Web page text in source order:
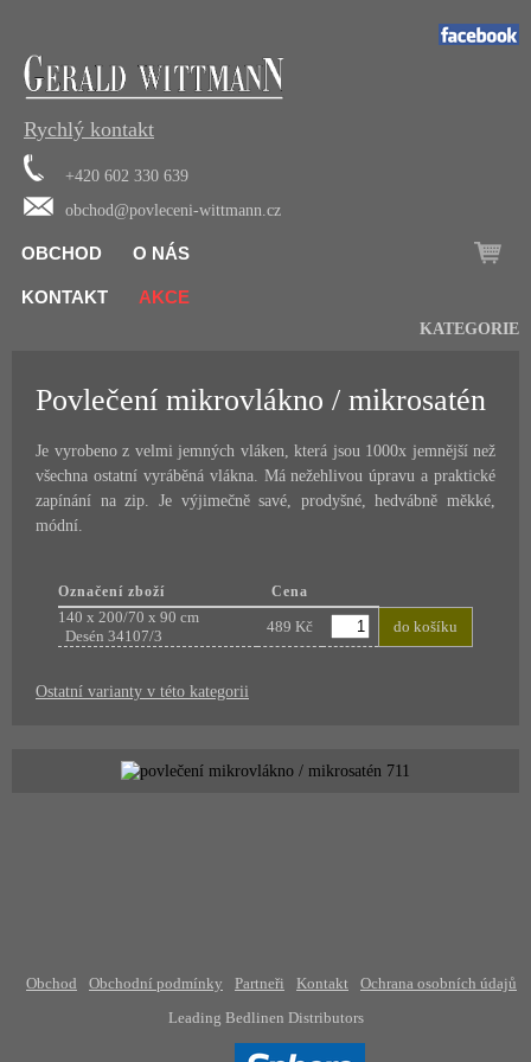
Rychlý kontakt
+420 602 330 639
obchod@povleceni-wittmann.cz
OBCHOD O NÁS
KONTAKT AKCE
KATEGORIE
Povlečení mikrovlákno / mikrosatén
Je vyrobeno z velmi jemných vláken, která jsou 1000x jemnější než
všechna ostatní vyráběná vlákna. Má nežehlivou úpravu a praktické
zapínání na zip. Je výjimečně savé, prodyšné, hedvábně měkké,
módní.
Označení zboží Cena
140 x 200/70 x 90 cm
Desén 34107/3
489 Kč do košíku
Ostatní varianty v této kategorii
Obchod Obchodní podmínky Partneři Kontakt
Ochrana osobních údajů
Leading Bedlinen Distributors